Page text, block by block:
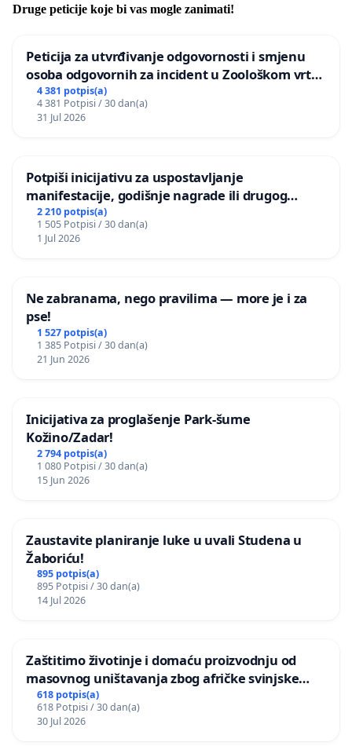
Druge peticije koje bi vas mogle zanimati!
Peticija za utvrđivanje odgovornosti i smjenu
osoba odgovornih za incident u Zoološkom vrtu
Grada Zagreba
4 381 potpis(a)
4 381 Potpisi / 30 dan(a)
31 Jul 2026
Potpiši inicijativu za uspostavljanje
manifestacije, godišnje nagrade ili drugog
javnog događaja „Edin Avdić“ u Sarajevu
2 210 potpis(a)
1 505 Potpisi / 30 dan(a)
1 Jul 2026
Ne zabranama, nego pravilima — more je i za
pse!
1 527 potpis(a)
1 385 Potpisi / 30 dan(a)
21 Jun 2026
Inicijativa za proglašenje Park-šume
Kožino/Zadar!
2 794 potpis(a)
1 080 Potpisi / 30 dan(a)
15 Jun 2026
Zaustavite planiranje luke u uvali Studena u
Žaboriću!
895 potpis(a)
895 Potpisi / 30 dan(a)
14 Jul 2026
Zaštitimo životinje i domaću proizvodnju od
masovnog uništavanja zbog afričke svinjske
kuge
618 potpis(a)
618 Potpisi / 30 dan(a)
30 Jul 2026